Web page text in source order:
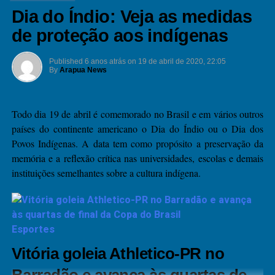
Arapuá.
Casou-se com o ferroviárioAntonio de Jesus Bernardo
Memorian), e passou a ter no nome deSueli Trannin
Bernardo, onde teve 3 filhos, Marcio, Paulo e Marcia, que lhe
deram 8 netos e recentemente um bisneto, que completa um
Em 16 de Agosto de 1985, perdemos o vereador Altair Cabral
Trannin, após vários dias internado no Hospital Auxiliadora,
onde vinha tratando de um câncer na vesícula. Um dia de muita
tristeza para os três-lagoenses e principalmente aos moradores do
A família precisava de alguém para dar seguimento na política na
sucessão de Altair, se pensou em vários nomes, até no esposo de
Sueli Trannin.
Dia do Índio: Veja as medidas
de proteção aos indígenas
Published 6 anos atrás on 19 de abril de 2020, 22:05
By Arapua News
Todo dia 19 de abril é comemorado no Brasil e em vários outros
países do continente americano o Dia do Índio ou o Dia dos
Povos Indígenas. A data tem como propósito a preservação da
memória e a reflexão crítica nas universidades, escolas e demais
instituições semelhantes sobre a cultura indígena.
Esportes
Vitória goleia Athletico-PR no